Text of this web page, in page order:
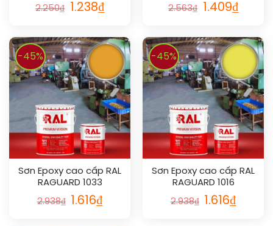
2.250₫ 1.238₫
2.563₫ 1.409₫
-45%
Sơn Epoxy cao cấp RAL
RAGUARD 1033
2.938₫ 1.616₫
-45%
Sơn Epoxy cao cấp RAL
RAGUARD 1016
2.938₫ 1.616₫